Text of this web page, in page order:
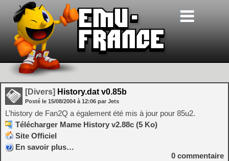
[Divers] History.dat v0.85b
Posté le 15/08/2004 à 12:06 par Jets
L’history de Fan2Q a également été mis à jour pour 85u2.
Télécharger Mame History v2.88c (5 Ko)
Site Officiel
En savoir plus…
0 commentaire